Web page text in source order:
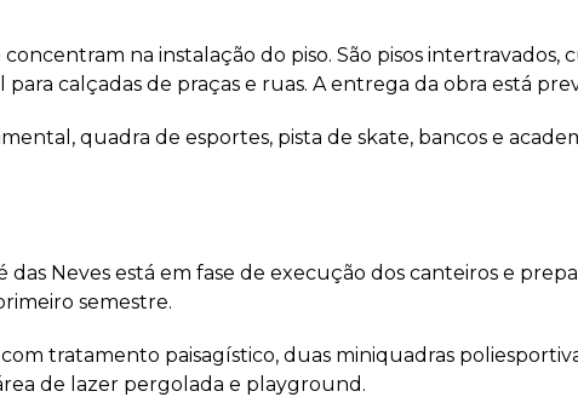
concentram na instalação do piso. São pisos
para calçadas de praças e ruas. A entrega da obra está
quadra de esportes, pista de skate, bancos e
das Neves está em fase de execução dos canteiros e
semestre.
tratamento paisagístico, duas miniquadras
de lazer pergolada e playground.